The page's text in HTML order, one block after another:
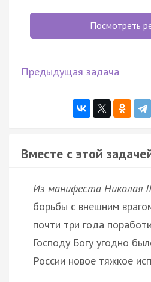
Посмотреть
Предыдущая задача
Вместе с этой
Из манифеста Николая II
борьбы с внешним
почти три года
Господу Богу угодно
России новое тяжкое